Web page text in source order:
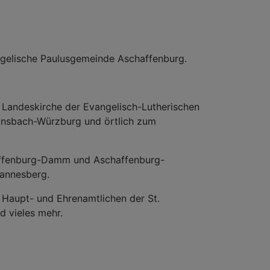
Paulusgemeinde Aschaffenburg.
der Evangelisch-Lutherischen
Würzburg und örtlich zum
Damm und Aschaffenburg-
und Ehrenamtlichen der St.
vieles mehr.